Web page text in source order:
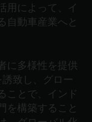
用によって、イ
自動車産業へと
に多様性を提供
誘致し、グロー
ことで、インド
を構築すること